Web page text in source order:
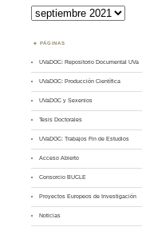
Archivos
PÁGINAS
UVaDOC: Repositorio Documental UVa
UVaDOC: Producción Científica
UVaDOC y Sexenios
Tesis Doctorales
UVaDOC: Trabajos Fin de Estudios
Acceso Abierto
Consorcio BUCLE
Proyectos Europeos de Investigación
Noticias